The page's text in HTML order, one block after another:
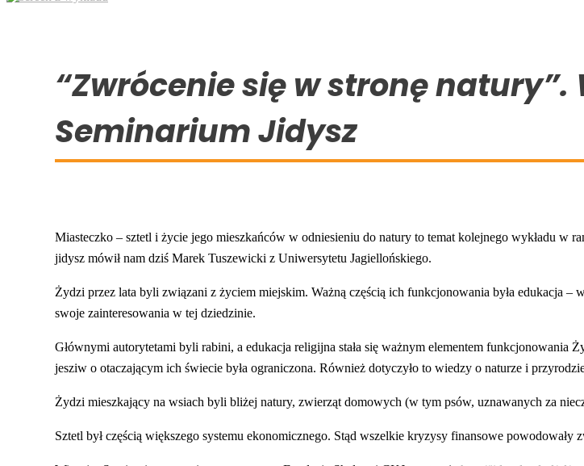
“Zwrócenie się w stronę natury”.
Seminarium Jidysz
Miasteczko – sztetl i życie jego mieszkańców w odniesieniu do natury to temat kolejnego wykładu w
jidysz mówił nam dziś Marek Tuszewicki z Uniwersytetu Jagiellońskiego.
Żydzi przez lata byli związani z życiem miejskim. Ważną częścią ich funkcjonowania była edukacja –
swoje zainteresowania w tej dziedzinie.
Głównymi autorytetami byli rabini, a edukacja religijna stała się ważnym elementem funkcjonowania
jesziw o otaczającym ich świecie była ograniczona. Również dotyczyło to wiedzy o naturze i
Żydzi mieszkający na wsiach byli bliżej natury, zwierząt domowych (w tym psów, uznawanych za
Sztetl był częścią większego systemu ekonomicznego. Stąd wszelkie kryzysy finansowe